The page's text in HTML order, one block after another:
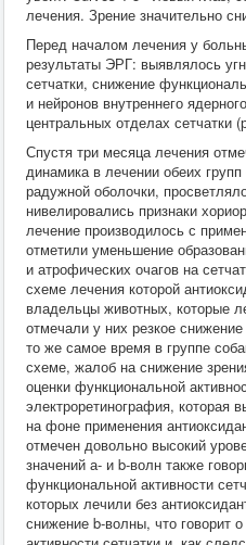
лечения. Зрение значительно
Перед началом лечения у
результаты ЭРГ: выявлялось
сетчатки, снижение
и нейронов внутреннего
центральных отделах сетчатки
Спустя три месяца лечения
динамика в лечении обеих
радужной оболочки,
нивелировались признаки
лечение производилось с
отметили уменьшение
и атрофических очагов на
схеме лечения которой
владельцы животных, которые
отмечали у них резкое
то же самое время в группе
схеме, жалоб на снижение
оценки функциональной
электроретинография,
на фоне применения
отмечен довольно высокий
значений а- и b-волн также
функциональной активности
которых лечили без
снижение b-волны, что говорит